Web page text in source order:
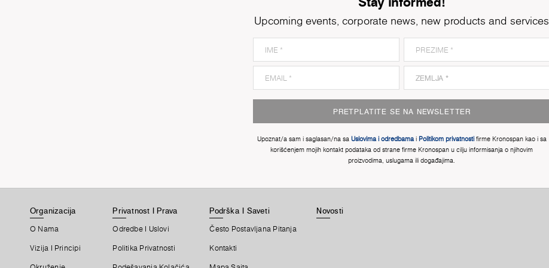
Upcoming events, corporate news, new products and services
PRETPLATITE SE NA NEWSLETTER
Upoznat/a sam i saglasan/na sa Uslovima i odredbamai Politikom privatnostifirme Kronospan kao i sa
korišćenjem mojih kontakt podataka od strane firme Kronospan u cilju informisanja o njihovim
proizvodima, uslugama ili događajima.
Organizacija
O Nama
Vizija I Principi
Privatnost I Prava
Odredbe I Uslovi
Politika Privatnosti
Podrška I Saveti
Često Postavljana Pitanja
Kontakti
Novosti